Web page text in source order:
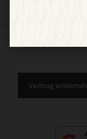
AGB und
Vertrag